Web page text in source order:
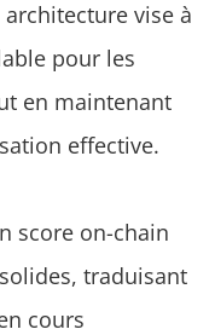
vise à
pour les
en maintenant
effective.
score on-chain
traduisant
cours